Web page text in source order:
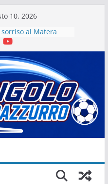
10, 2026
al Matera
Matera 1933 al via
lavoro per un
intervista col
Motta
E Matera sogna
“nulla” di fatto